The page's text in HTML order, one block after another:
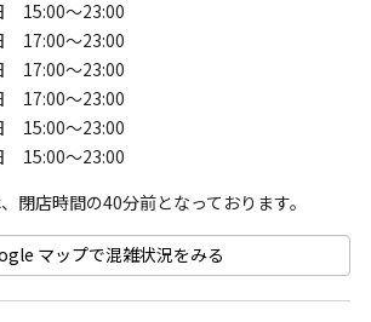
15:00～23:00
17:00～23:00
17:00～23:00
17:00～23:00
15:00～23:00
15:00～23:00
閉店時間の40分前となっております。
マップで混雑状況をみる